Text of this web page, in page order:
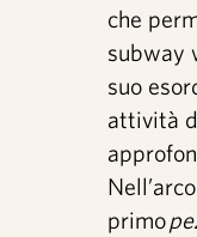
che
subway
suo
attività
primo